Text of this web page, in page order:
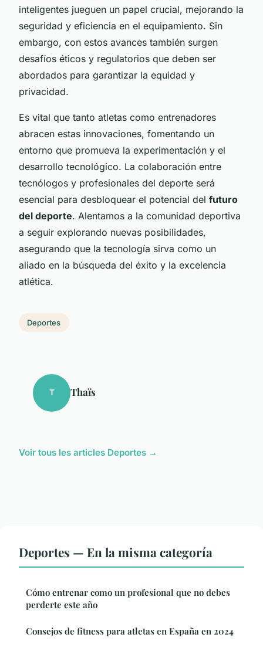
inteligentes jueguen un papel crucial, mejorando la
seguridad y eficiencia en el equipamiento. Sin
embargo, con estos avances también surgen
desafíos éticos y regulatorios que deben ser
abordados para garantizar la equidad y
privacidad.
Es vital que tanto atletas como entrenadores
abracen estas innovaciones, fomentando un
entorno que promueva la experimentación y el
desarrollo tecnológico. La colaboración entre
tecnólogos y profesionales del deporte será
esencial para desbloquear el potencial del futuro
del deporte. Alentamos a la comunidad deportiva
a seguir explorando nuevas posibilidades,
asegurando que la tecnología sirva como un
aliado en la búsqueda del éxito y la excelencia
atlética.
Deportes
T Thaïs
Voir tous les articles Deportes →
Deportes — En la misma categoría
Cómo entrenar como un profesional que no debes
perderte este año
Consejos de fitness para atletas en España en 2024